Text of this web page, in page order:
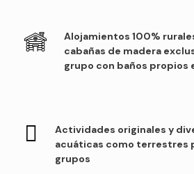
Alojamientos 100%
cabañas de madera
grupo con baños propios
Actividades originales y
acuáticas como terrestres
grupos